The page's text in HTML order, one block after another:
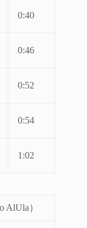
0:40
0:46
0:52
0:54
1:02
AlUla）